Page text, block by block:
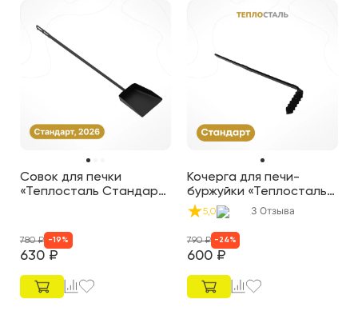
Совок для печки
«Теплосталь Стандарт
630 ₽
780₽ -19 %
Кочерга для печи-
буржуйки «Теплосталь
Стандарт»
5,0 3 Отзыва
600 ₽
790₽ - 24 %